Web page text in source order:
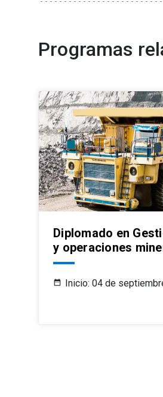
Programas
Diplomado en
y operaciones
Inicio: 04 de